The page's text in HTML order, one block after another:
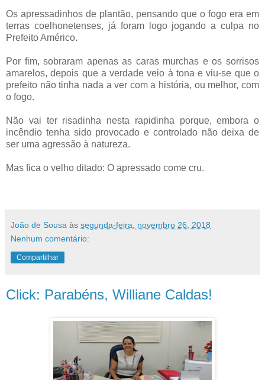
Os apressadinhos de plantão, pensando que o fogo era em
terras coelhonetenses, já foram logo jogando a culpa no
Prefeito Américo.
Por fim, sobraram apenas as caras murchas e os sorrisos
amarelos, depois que a verdade veio à tona e viu-se que o
prefeito não tinha nada a ver com a história, ou melhor, com
o fogo.
Não vai ter risadinha nesta rapidinha porque, embora o
incêndio tenha sido provocado e controlado não deixa de
ser uma agressão à natureza.
Mas fica o velho ditado: O apressado come cru.
João de Sousa às segunda-feira, novembro 26, 2018
Nenhum comentário:
Compartilhar
Click: Parabéns, Williane Caldas!